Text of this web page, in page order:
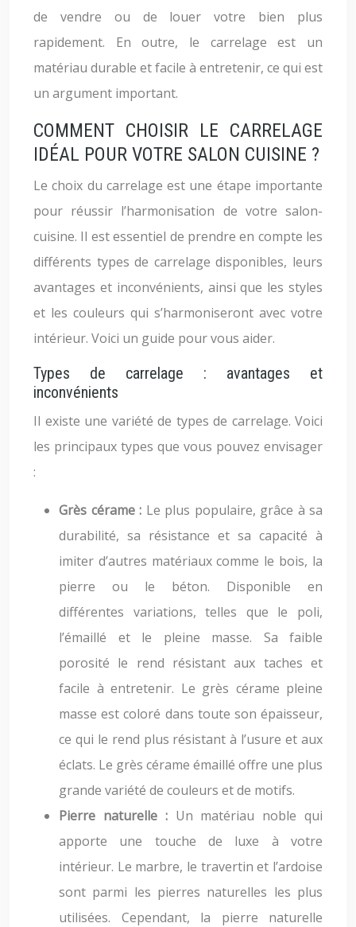
de vendre ou de louer votre bien plus
rapidement. En outre, le carrelage est un
matériau durable et facile à entretenir, ce qui est
un argument important.
COMMENT CHOISIR LE CARRELAGE
IDÉAL POUR VOTRE SALON CUISINE ?
Le choix du carrelage est une étape importante
pour réussir l’harmonisation de votre salon-
cuisine. Il est essentiel de prendre en compte les
différents types de carrelage disponibles, leurs
avantages et inconvénients, ainsi que les styles
et les couleurs qui s’harmoniseront avec votre
intérieur. Voici un guide pour vous aider.
Types de carrelage : avantages et
inconvénients
Il existe une variété de types de carrelage. Voici
les principaux types que vous pouvez envisager
:
Grès cérame : Le plus populaire, grâce à sa
durabilité, sa résistance et sa capacité à
imiter d’autres matériaux comme le bois, la
pierre ou le béton. Disponible en
différentes variations, telles que le poli,
l’émaillé et le pleine masse. Sa faible
porosité le rend résistant aux taches et
facile à entretenir. Le grès cérame pleine
masse est coloré dans toute son épaisseur,
ce qui le rend plus résistant à l’usure et aux
éclats. Le grès cérame émaillé offre une plus
grande variété de couleurs et de motifs.
Pierre naturelle : Un matériau noble qui
apporte une touche de luxe à votre
intérieur. Le marbre, le travertin et l’ardoise
sont parmi les pierres naturelles les plus
utilisées. Cependant, la pierre naturelle